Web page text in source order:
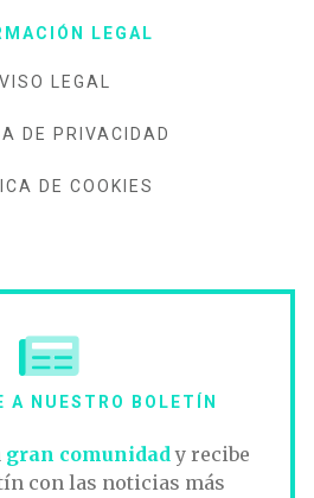
LEGAL
LEGAL
DE PRIVACIDAD
DE COOKIES
A NUESTRO BOLETÍN
gran comunidady recibe
con las noticias más